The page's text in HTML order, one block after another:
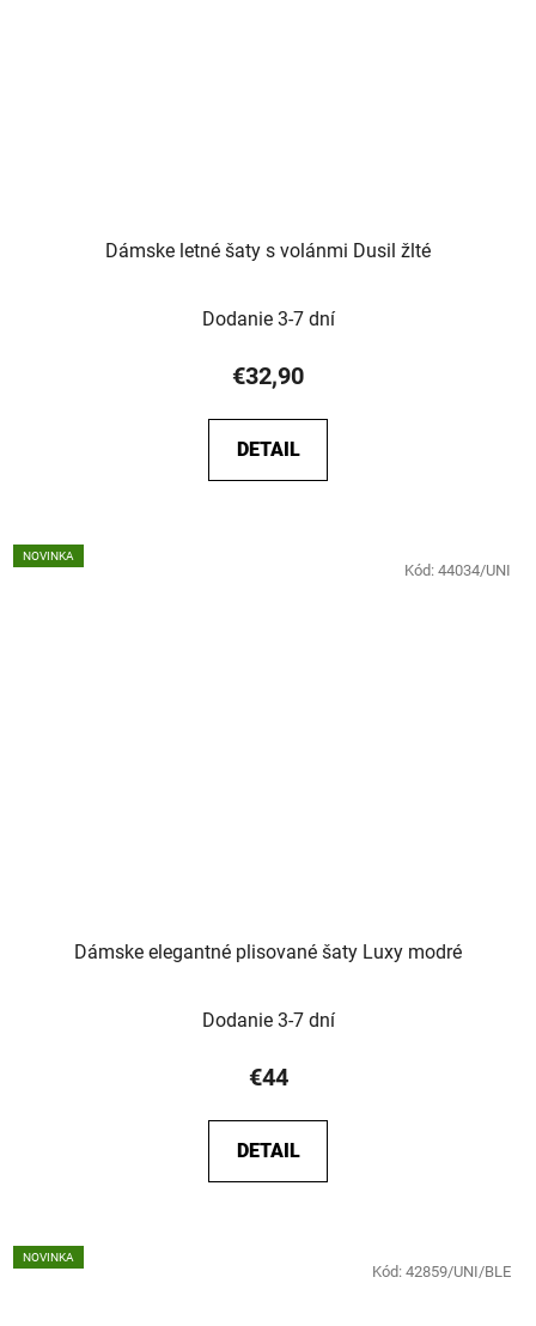
Dámske letné šaty s volánmi Dusil žlté
Dodanie 3-7 dní
€32,90
DETAIL
NOVINKA
Dámske elegantné plisované šaty Luxy modré
Dodanie 3-7 dní
€44
DETAIL
Kód: 44034/UNI
NOVINKA
Kód: 42859/UNI/BLE